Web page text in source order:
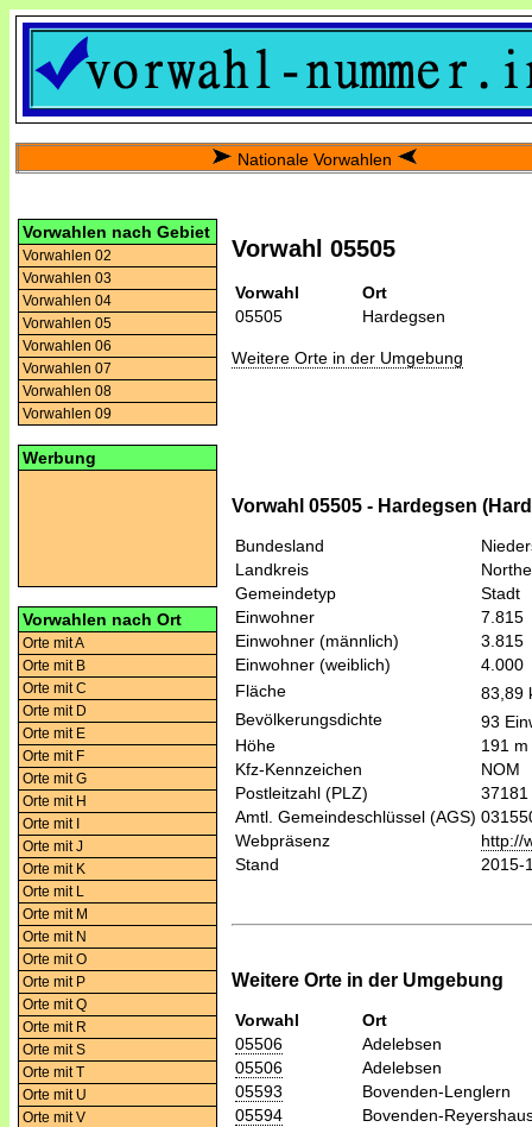
Nationale Vorwahlen
Vorwahlen nach Gebiet
Vorwahlen 02
Vorwahlen 03
Vorwahlen 04
Vorwahlen 05
Vorwahlen 06
Vorwahlen 07
Vorwahlen 08
Vorwahlen 09
Werbung
Vorwahlen nach Ort
Orte mit A
Orte mit B
Orte mit C
Orte mit D
Orte mit E
Orte mit F
Orte mit G
Orte mit H
Orte mit I
Orte mit J
Orte mit K
Orte mit L
Orte mit M
Orte mit N
Orte mit O
Orte mit P
Orte mit Q
Orte mit R
Orte mit S
Orte mit T
Orte mit U
Orte mit V
Vorwahl 05505
Vorwahl
Ort
05505
Hardegsen
Weitere Orte in der Umgebung
Vorwahl 05505 - Hardegsen
Bundesland
Landkreis
Gemeindetyp
Stadt
Einwohner
7.815
Einwohner (männlich)
3.815
Einwohner (weiblich)
4.000
Fläche
83,89
Bevölkerungsdichte
93
Höhe
191
Kfz-Kennzeichen
NOM
Postleitzahl (PLZ)
37181
Amtl. Gemeindeschlüssel (AGS)
Webpräsenz
http://
Stand
2015-
Weitere Orte in der Umgebung
Vorwahl
Ort
05506
Adelebsen
05506
Adelebsen
05593
Bovenden-Lenglern
05594
Bovenden-